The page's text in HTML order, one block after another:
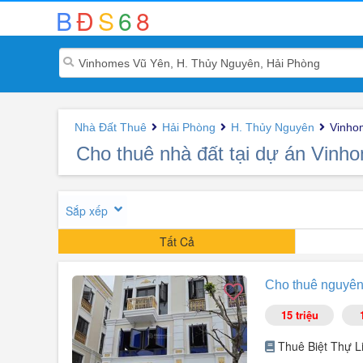
BĐS68
Nhà Đất Thuê Hải Phòng H. Thủy Nguyên
Cho thuê nhà đất tại dự án
Sắp xếp
Tất Cả
Cho thuê
15 triệu
Thuê Biệt Thự